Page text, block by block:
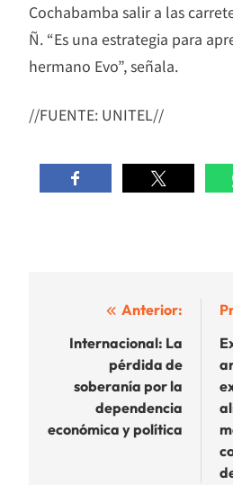
Cochabamba salir a las
Ñ. “Es una estrategia para
hermano Evo”, señala.
//FUENTE: UNITEL//
Navegación
entradas
Anterior:
Internacional: La
pérdida de
soberanía por la
dependencia
económica y política